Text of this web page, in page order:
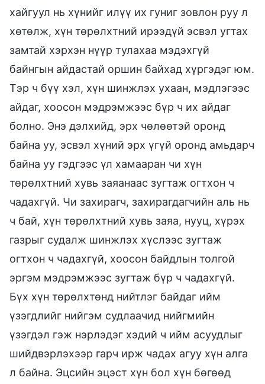
хайгуул нь хүнийг илүү их гуниг зовлон руу л
хөтөлж, хүн төрөлхтний ирээдүй эсвэл угтах
замтай хэрхэн нүүр тулахаа мэдэхгүй
байнгын айдастай оршин байхад хүргэдэг юм.
Тэр ч бүү хэл, хүн шинжлэх ухаан, мэдлэгээс
айдаг, хоосон мэдрэмжээс бүр ч их айдаг
болно. Энэ дэлхийд, эрх чөлөөтэй оронд
байна уу, эсвэл хүний эрх үгүй оронд амьдарч
байна уу гэдгээс үл хамааран чи хүн
төрөлхтний хувь заяанаас зугтаж огтхон ч
чадахгүй. Чи захирагч, захирагдагчийн аль нь
ч бай, хүн төрөлхтний хувь заяа, нууц, хүрэх
газрыг судалж шинжлэх хүслээс зугтаж
огтхон ч чадахгүй, хоосон байдлын толгой
эргэм мэдрэмжээс зугтаж бүр ч чадахгүй.
Бүх хүн төрөлхтөнд нийтлэг байдаг ийм
үзэгдлийг нийгэм судлаачид нийгмийн
үзэгдэл гэж нэрлэдэг хэдий ч ийм асуудлыг
шийдвэрлэхээр гарч ирж чадах агуу хүн алга
л байна. Эцсийн эцэст хүн бол хүн бөгөөд